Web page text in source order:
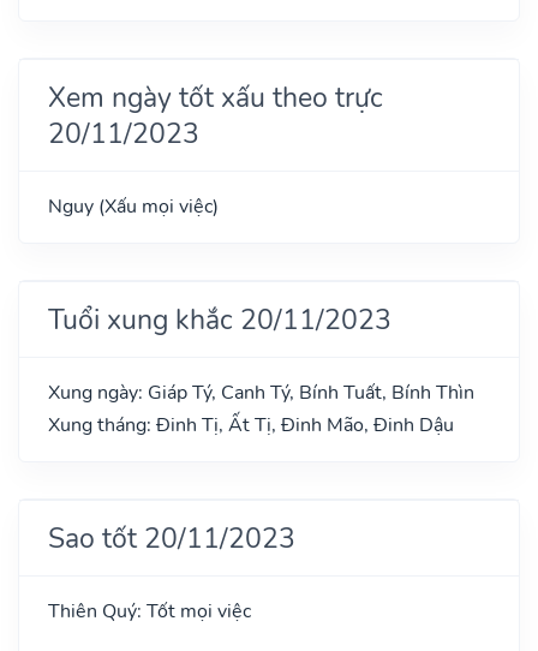
Xem ngày tốt xấu theo trực
20/11/2023
Nguy (Xấu mọi việc)
Tuổi xung khắc 20/11/2023
Xung ngày: Giáp Tý, Canh Tý, Bính Tuất, Bính Thìn
Xung tháng: Đinh Tị, Ất Tị, Đinh Mão, Đinh Dậu
Sao tốt 20/11/2023
Thiên Quý: Tốt mọi việc